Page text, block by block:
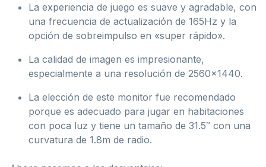
La experiencia de juego es suave y agradable, con
una frecuencia de actualización de 165Hz y la
opción de sobreimpulso en «super rápido».
La calidad de imagen es impresionante,
especialmente a una resolución de 2560×1440.
La elección de este monitor fue recomendado
porque es adecuado para jugar en habitaciones
con poca luz y tiene un tamaño de 31.5″ con una
curvatura de 1.8m de radio.